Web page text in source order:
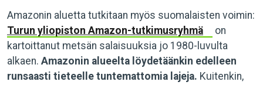
Amazonin aluetta tutkitaan myös suomalaisten voimin:
Turun yliopiston Amazon-tutkimusryhmä
on
kartoittanut metsän salaisuuksia jo 1980-luvulta
alkaen. Amazonin alueelta löydetäänkin edelleen
runsaasti tieteelle tuntemattomia lajeja. Kuitenkin,